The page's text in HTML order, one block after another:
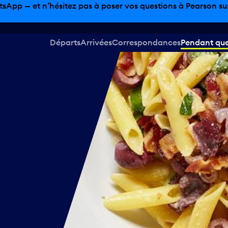
hors taxes, offres gastronomiques et bien plus
DépartsArrivéesCorrespondancesPendant